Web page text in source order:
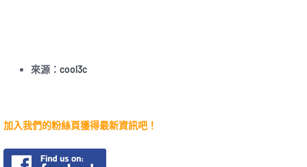
來源： cool3c
加入我們的粉絲頁獲得最新資訊吧！